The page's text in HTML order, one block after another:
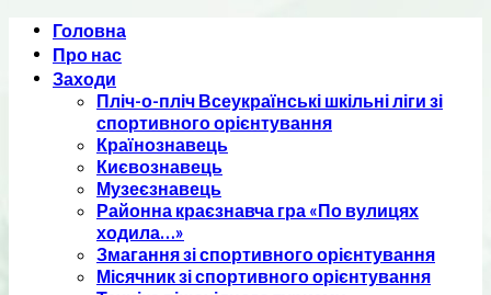
Skip
content
Головна
Про нас
Заходи
Пліч-о-пліч Всеукраїнські шкільні ліги зі
спортивного орієнтування
Країнознавець
Києвознавець
Музеєзнавець
Районна краєзнавча гра «По вулицях
ходила…»
Змагання зі спортивного орієнтування
Місячник зі спортивного орієнтування